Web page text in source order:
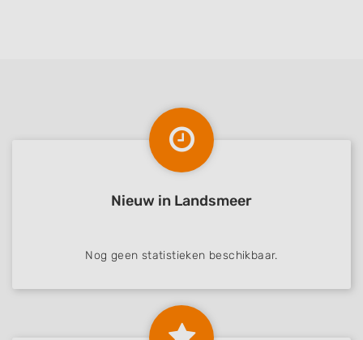
Nieuw in Landsmeer
Nog geen statistieken beschikbaar.